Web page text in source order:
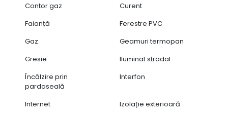
Contor gaz
Curent
Faianță
Ferestre PVC
Gaz
Geamuri termopan
Gresie
Iluminat stradal
Încălzire prin
pardoseală
Interfon
Internet
Izolație exterioară